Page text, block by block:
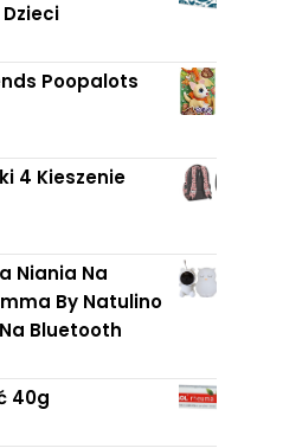
Poopalots
4 Kieszenie
Niania Na
By Natulino
Bluetooth
40g